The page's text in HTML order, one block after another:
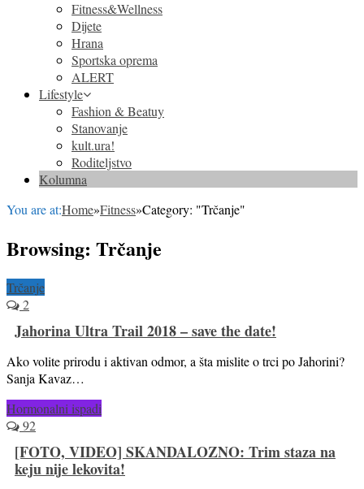
Fitness&Wellness
Dijete
Hrana
Sportska oprema
ALERT
Lifestyle
Fashion & Beatuy
Stanovanje
kult.ura!
Roditeljstvo
Kolumna
You are at:Home»Fitness»Category: "Trčanje"
Browsing: Trčanje
Trčanje
2
Jahorina Ultra Trail 2018 – save the date!
Ako volite prirodu i aktivan odmor, a šta mislite o trci po Jahorini?
Sanja Kavaz…
Hormonalni ispadi
92
[FOTO, VIDEO] SKANDALOZNO: Trim staza na
keju nije lekovita!